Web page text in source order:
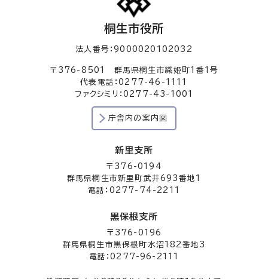
桐生市役所
法人番号：9000020102032
〒376-8501 群馬県桐生市織姫町1番1号
代表電話：0277-46-1111
ファクシミリ：0277-43-1001
庁舎内の案内図
新里支所
〒376-0194
群馬県桐生市新里町武井693番地1
電話：0277-74-2211
黒保根支所
〒376-0196
群馬県桐生市黒保根町水沼182番地3
電話：0277-96-2111